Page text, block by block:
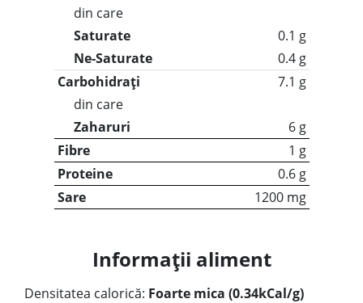
din care
Saturate
0.1 g
Ne-Saturate
0.4 g
Carbohidrați
7.1 g
din care
Zaharuri
6 g
Fibre
1 g
Proteine
0.6 g
Sare
1200 mg
Informații aliment
Densitatea calorică: Foarte mica (0.34kCal/g)